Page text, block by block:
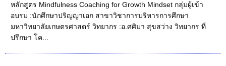
หลักสูตร Mindfulness Coaching for Growth Mindset กลุ่มผู้เข้า
อบรม :นักศึกษาปริญญาเอก สาขาวิชาการบริหารการศึกษา
มหาวิทยาลัยเกษตรศาสตร์ วิทยากร :อ.ศศิมา สุขสว่าง วิทยากร ที่
ปรึกษา โค...